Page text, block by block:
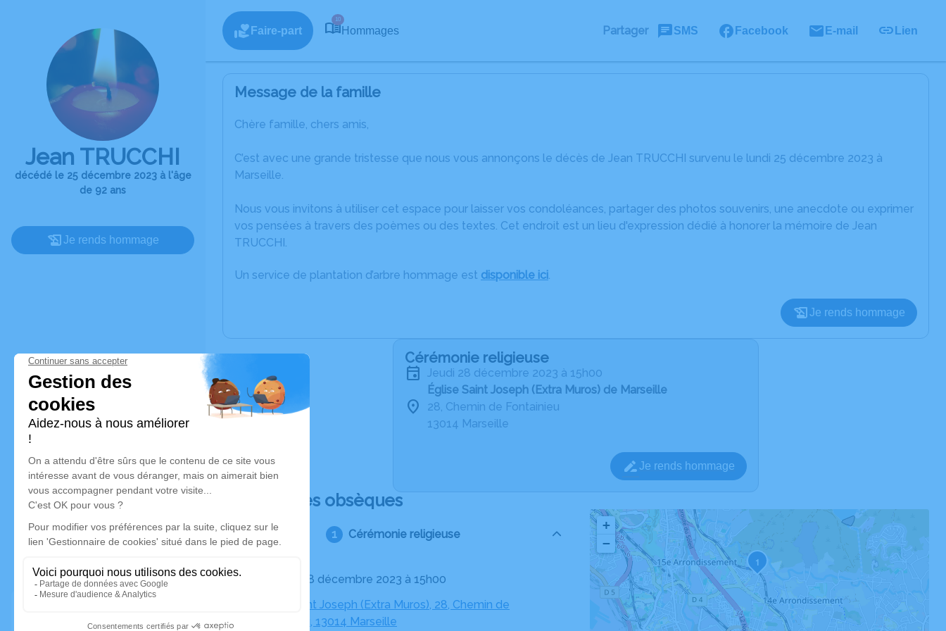
Jean TRUCCHI
décédé le 25 décembre 2023 à l'âge
de 92 ans
Je rends hommage
Faire-part
10
Hommages Partager SMS Facebook E-mail Lien
Message de la famille
Chère famille, chers amis,
C’est avec une grande tristesse que nous vous annonçons le décès de Jean TRUCCHI survenu le lundi 25 décembre 2023 à
Marseille.
Nous vous invitons à utiliser cet espace pour laisser vos condoléances, partager des photos souvenirs, une anecdote ou exprimer
vos pensées à travers des poèmes ou des textes. Cet endroit est un lieu d'expression dédié à honorer la mémoire de Jean
TRUCCHI.
Un service de plantation d’arbre hommage est disponible ici.
Je rends hommage
Cérémonie religieuse
jeudi 28 décembre 2023 à 15h00
Église Saint Joseph (Extra Muros) de Marseille
28, Chemin de Fontainieu
13014 Marseille
Je rends hommage
Déroulé des obsèques
Cérémonie religieuse
Le jeudi 28 décembre 2023 à 15h00
Église Saint Joseph (Extra Muros), 28, Chemin de
Fontainieu, 13014 Marseille
1
+
−